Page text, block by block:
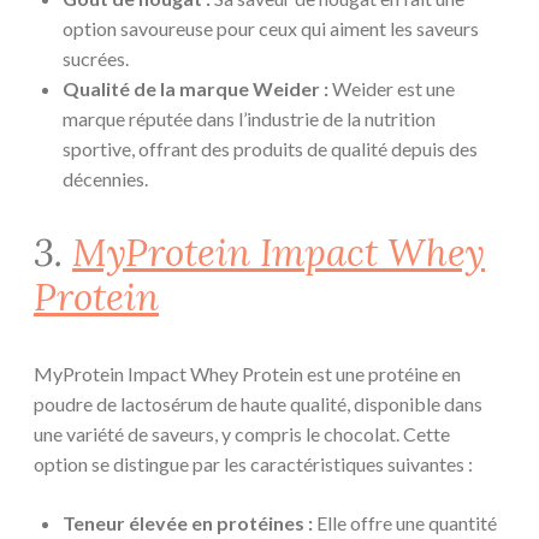
option savoureuse pour ceux qui aiment les saveurs
sucrées.
Qualité de la marque Weider :Weider est une
marque réputée dans l’industrie de la nutrition
sportive, offrant des produits de qualité depuis des
décennies.
3. MyProtein Impact Whey
Protein
MyProtein Impact Whey Protein est une protéine en
poudre de lactosérum de haute qualité, disponible dans
une variété de saveurs, y compris le chocolat. Cette
option se distingue par les caractéristiques suivantes :
Teneur élevée en protéines : Elle offre une quantité